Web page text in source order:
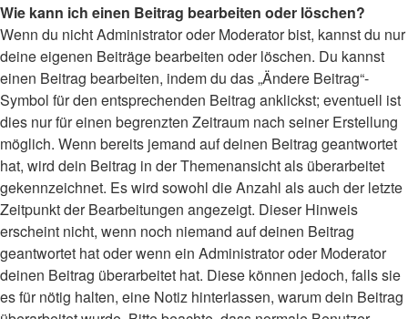
Wie kann ich einen Beitrag bearbeiten oder löschen?
Wenn du nicht Administrator oder Moderator bist, kannst du nur
deine eigenen Beiträge bearbeiten oder löschen. Du kannst
einen Beitrag bearbeiten, indem du das „Ändere Beitrag“-
Symbol für den entsprechenden Beitrag anklickst; eventuell ist
dies nur für einen begrenzten Zeitraum nach seiner Erstellung
möglich. Wenn bereits jemand auf deinen Beitrag geantwortet
hat, wird dein Beitrag in der Themenansicht als überarbeitet
gekennzeichnet. Es wird sowohl die Anzahl als auch der letzte
Zeitpunkt der Bearbeitungen angezeigt. Dieser Hinweis
erscheint nicht, wenn noch niemand auf deinen Beitrag
geantwortet hat oder wenn ein Administrator oder Moderator
deinen Beitrag überarbeitet hat. Diese können jedoch, falls sie
es für nötig halten, eine Notiz hinterlassen, warum dein Beitrag